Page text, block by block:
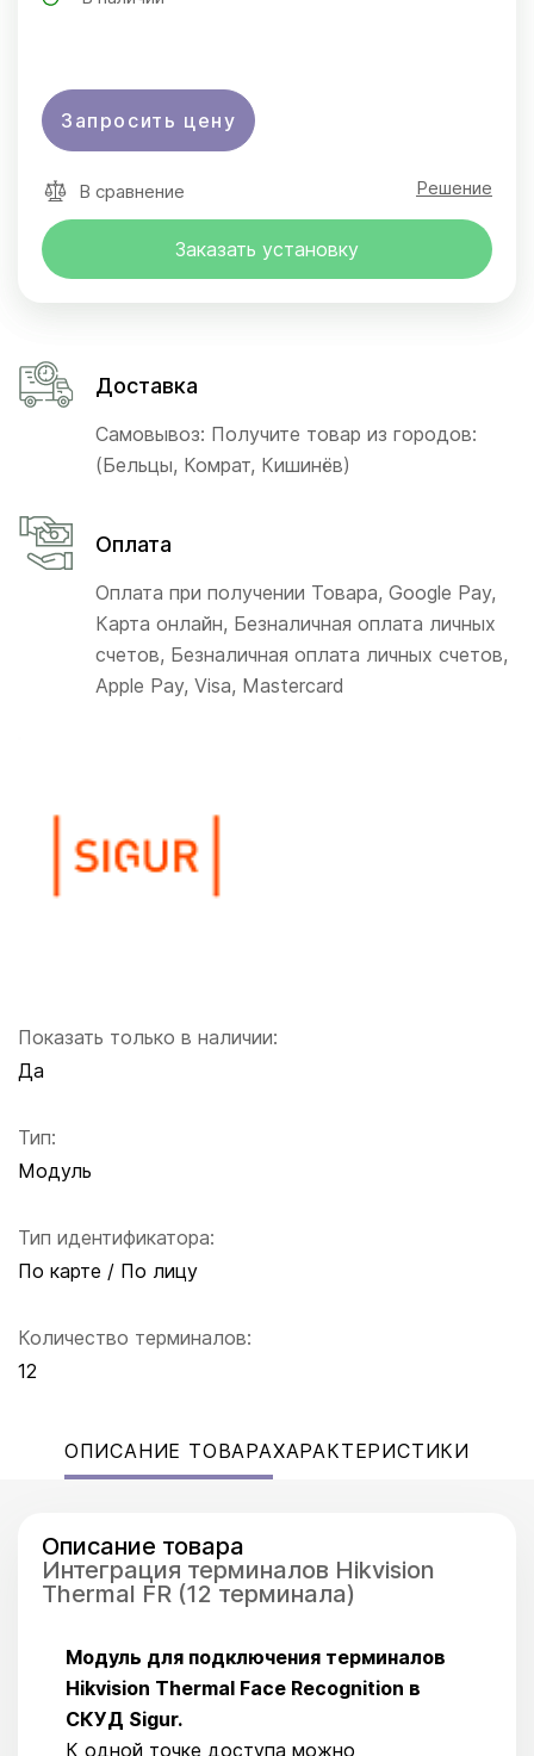
Показать только в наличии:
Да
Тип:
Модуль
Тип идентификатора:
По карте / По лицу
Количество терминалов:
12
Запросить цену
В сравнение Решение
Заказать установку
Доставка
Самовывоз: Получите товар из городов:
(Бельцы, Комрат, Кишинёв)
Оплата
Оплата при получении Товара, Google Pay,
Карта онлайн, Безналичная оплата личных
счетов, Безналичная оплата личных счетов,
Apple Pay, Visa, Mastercard
ОПИСАНИЕ ТОВАРАХАРАКТЕРИСТИКИ
Описание товара
Интеграция терминалов Hikvision
Thermal FR (12 терминала)
Модуль для подключения терминалов
Hikvision Thermal Face Recognition в
СКУД Sigur.
К одной точке доступа можно